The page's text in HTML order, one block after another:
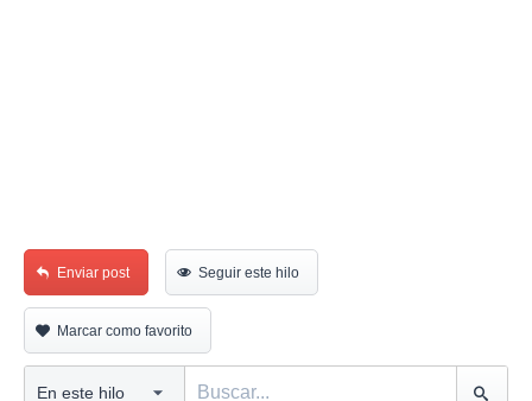
Enviar post Seguir este hilo
Marcar como favorito